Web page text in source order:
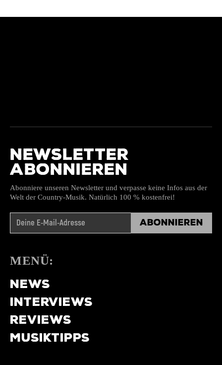
NEWSLETTER
ABONNIEREN
Abonniere unseren Newsletter und verpasse keine Infos aus der
Welt der Country-Musik. Natürlich 100 % kostenfrei!
Abonnieren
MENÜ:
NEWS
INTERVIEWS
REVIEWS
MUSIKTIPPS